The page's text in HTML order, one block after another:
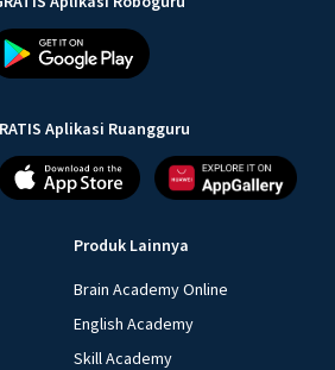
Aplikasi Ruangguru
Produk Lainnya
Brain Academy Online
English Academy
Skill Academy